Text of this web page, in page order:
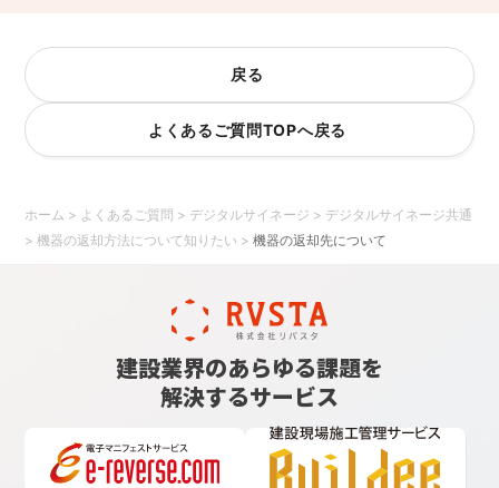
戻る
よくあるご質問TOPへ戻る
ホーム > よくあるご質問 > デジタルサイネージ > デジタルサイネージ共通
>機器の返却方法について知りたい >機器の返却先について
建設業界のあらゆる課題を
解決するサービス